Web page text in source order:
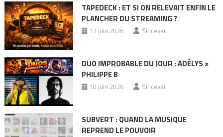
TAPEDECK : ET SI ON RELEVAIT ENFIN LE
PLANCHER DU STREAMING ?
13 juin 2026 Sincever
DUO IMPROBABLE DU JOUR : ADÉLYS ×
PHILIPPE B
10 juin 2026 Sincever
SUBVERT : QUAND LA MUSIQUE
REPREND LE POUVOIR